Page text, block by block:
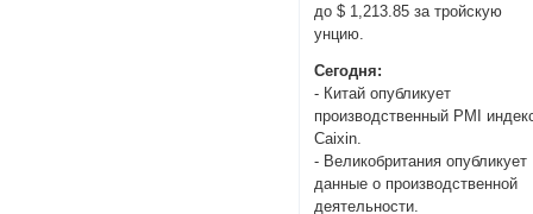
до $ 1,213.85 за тройскую
унцию.
Сегодня:
- Китай опубликует
производственный PMI
Caixin.
- Великобритания опубликует
данные о производственной
деятельности.